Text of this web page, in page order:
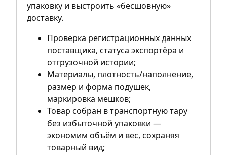
упаковку и выстроить «бесшовную»
доставку.
Проверка регистрационных данных
поставщика, статуса экспортёра и
отгрузочной истории;
Материалы, плотность/наполнение,
размер и форма подушек,
маркировка мешков;
Товар собран в транспортную тару
без избыточной упаковки —
экономим объём и вес, сохраняя
товарный вид;